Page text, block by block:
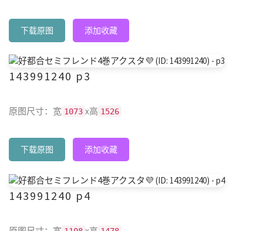
下载原图 添加收藏
143991240 p3
原图尺寸：宽 1073 x高 1526
下载原图 添加收藏
143991240 p4